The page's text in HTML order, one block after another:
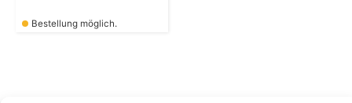
Bestellung möglich.